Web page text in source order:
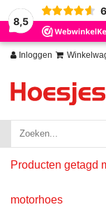
8,5
Inloggen
Producten getagd
motorhoes
Wij slaan cookies op